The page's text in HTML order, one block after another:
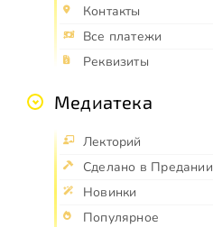
Контакты
Все платежи
Реквизиты
Медиатека
Лекторий
Сделано в Предании
Новинки
Популярное